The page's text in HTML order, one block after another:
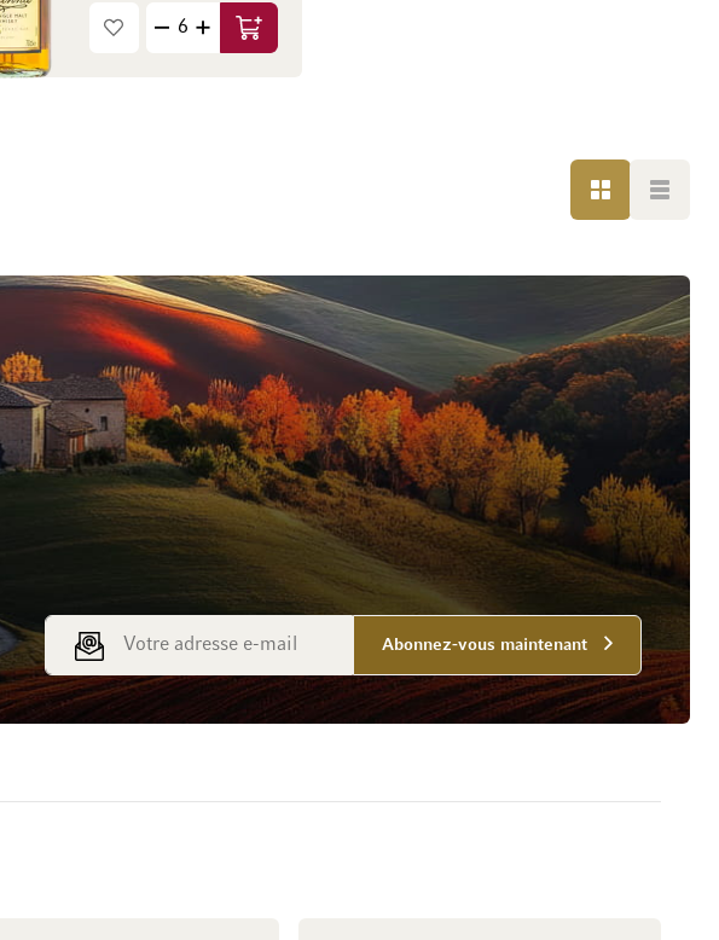
Ajouter au panier
GRILLE LISTE
Adresse e-mail
Abonnez-vous maintenant